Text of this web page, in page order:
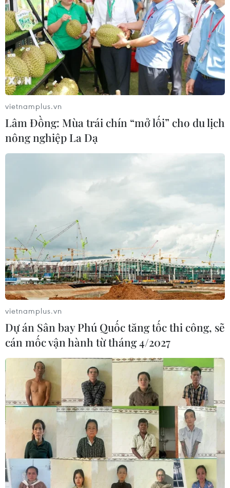
vietnamplus.vn
Lâm Đồng: Mùa trái chín “mở lối” cho du lịch
nông nghiệp La Dạ
vietnamplus.vn
Dự án Sân bay Phú Quốc tăng tốc thi công, sẽ
cán mốc vận hành từ tháng 4/2027